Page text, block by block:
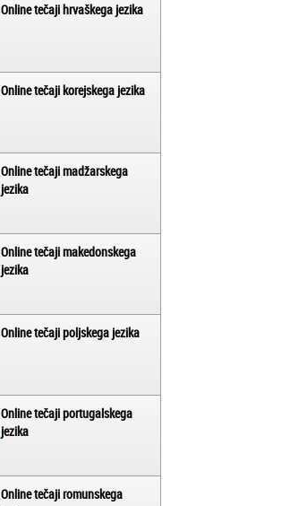
Online tečaji hrvaškega jezika
Online tečaji korejskega jezika
Online tečaji madžarskega
jezika
Online tečaji makedonskega
jezika
Online tečaji poljskega jezika
Online tečaji portugalskega
jezika
Online tečaji romunskega